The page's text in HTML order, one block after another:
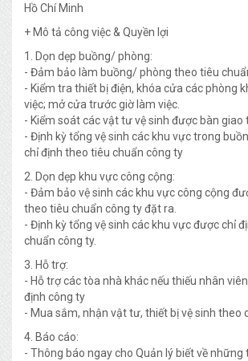
Hồ Chí Minh
+ Mô tả công việc & Quyền lợi
1. Dọn dẹp buồng/ phòng:
- Đảm bảo làm buồng/ phòng theo tiêu
- Kiểm tra thiết bị điện, khóa cửa các phòng
việc; mở cửa trước giờ làm việc.
- Kiểm soát các vật tư vệ sinh được bàn
- Định kỳ tổng vệ sinh các khu vực trong
chỉ định theo tiêu chuẩn công ty
2. Dọn dẹp khu vực công cộng:
- Đảm bảo vệ sinh các khu vực công cộng
theo tiêu chuẩn công ty đặt ra.
- Định kỳ tổng vệ sinh các khu vực được chỉ
chuẩn công ty.
3. Hỗ trợ:
- Hỗ trợ các tòa nhà khác nếu thiếu nhân
định công ty
- Mua sắm, nhận vật tư, thiết bị vệ sinh theo
4. Báo cáo:
- Thông báo ngay cho Quản lý biết về những